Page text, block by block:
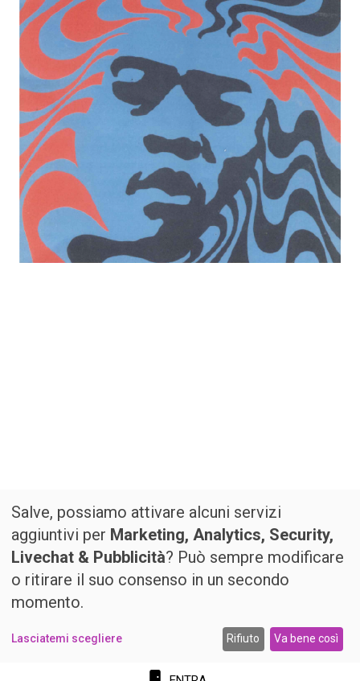
Salve, possiamo attivare alcuni servizi
aggiuntivi per Marketing, Analytics, Security,
Livechat & Pubblicità? Può sempre modificare
o ritirare il suo consenso in un secondo
momento.
Lasciatemi scegliere Rifiuto Va bene così